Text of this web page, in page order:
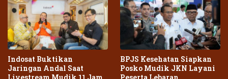
Indosat Buktikan
Jaringan Andal Saat
BPJS Kesehatan Siapkan
Posko Mudik JKN Layani